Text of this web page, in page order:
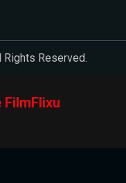
Reserved.